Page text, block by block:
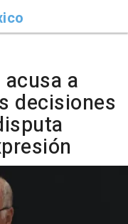
a
decisiones